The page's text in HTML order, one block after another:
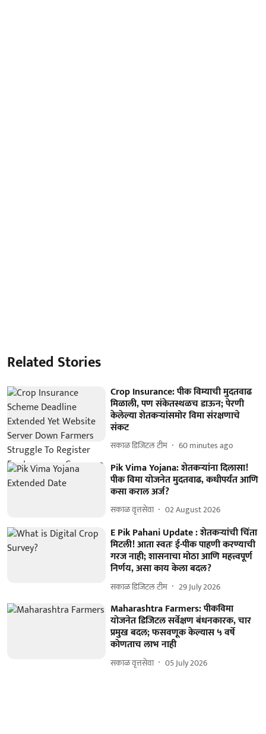
Related Stories
Crop Insurance: पीक विम्याची मुदतवाढ
मिळाली, पण संकेतस्थळच डाऊन; पेरणी
केलेल्या शेतकऱ्यांसमोर विमा संरक्षणाचे
संकट
सकाळ डिजिटल टीम 60 minutes ago
Pik Vima Yojana: शेतकऱ्यांना दिलासा!
पीक विमा योजनेत मुदतवाढ, कधीपर्यंत आणि
कसा कराल अर्ज?
सकाळ वृत्तसेवा 02 August 2026
E Pik Pahani Update : शेतकऱ्यांची चिंता
मिटली! आता स्वतः ई-पीक पाहणी करण्याची
गरज नाही; शासनाचा मोठा आणि महत्त्वपूर्ण
निर्णय, असा काय केला बदल?
सकाळ डिजिटल टीम 29 July 2026
Maharashtra Farmers: पीकविमा
योजनेत डिजिटल सर्वेक्षण बंधनकारक, चार
प्रमुख बदल; फसवणूक केल्यास ५ वर्षे
कोणताच लाभ नाही
सकाळ वृत्तसेवा 05 July 2026